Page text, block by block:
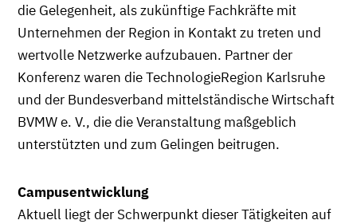
die Gelegenheit, als zukünftige Fachkräfte mit
Unternehmen der Region in Kontakt zu treten und
wertvolle Netzwerke aufzubauen. Partner der
Konferenz waren die TechnologieRegion Karlsruhe
und der Bundesverband mittelständische Wirtschaft
BVMW e. V., die die Veranstaltung maßgeblich
unterstützten und zum Gelingen beitrugen.
Campusentwicklung
Aktuell liegt der Schwerpunkt dieser Tätigkeiten auf